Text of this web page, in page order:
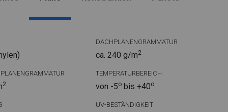
DACHPLANENGRAMMATUR
ca. 240 g/m2
2
TEMPERATURBEREICH
von -5obis +40o
UV-BESTÄNDIGKEIT